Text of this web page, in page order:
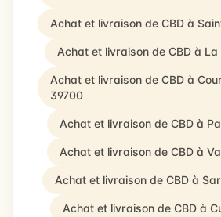
Achat et livraison de CBD à
Achat et livraison de CBD à
Achat et livraison de CBD à
39700
Achat et livraison de CBD à
Achat et livraison de CBD à
Achat et livraison de CBD à
Achat et livraison de CBD à